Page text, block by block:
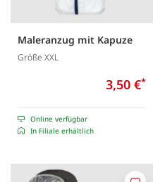
Maleranzug mit Kapuze
Größe XXL
3,50 €*
Online verfügbar
In Filiale erhältlich